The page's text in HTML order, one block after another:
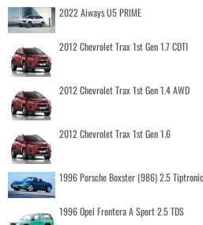
2022 Aiways U5 PRIME
2012 Chevrolet Trax 1st Gen 1.7 CDTI
2012 Chevrolet Trax 1st Gen 1.4 AWD
2012 Chevrolet Trax 1st Gen 1.6
1996 Porsche Boxster (986) 2.5 Tiptronic
1996 Opel Frontera A Sport 2.5 TDS